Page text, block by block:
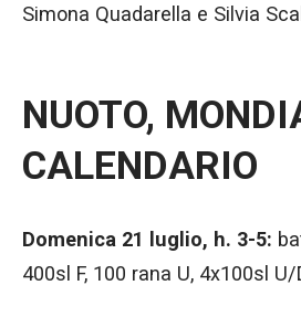
Simona Quadarella e Silvia
NUOTO,
CALENDARIO
Domenica 21 luglio, h. 3-5:
400sl F, 100 rana U, 4x100sl U/